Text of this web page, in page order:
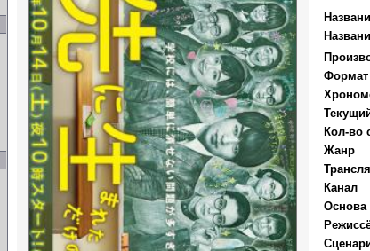
Формат
Кол-во
Жанр
Канал
Основа